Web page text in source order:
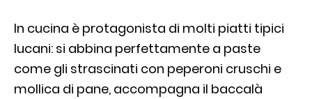
In cucina è protagonista di molti piatti tipici
lucani: si abbina perfettamente a paste
come gli strascinati con peperoni cruschi e
mollica di pane, accompagna il baccalà